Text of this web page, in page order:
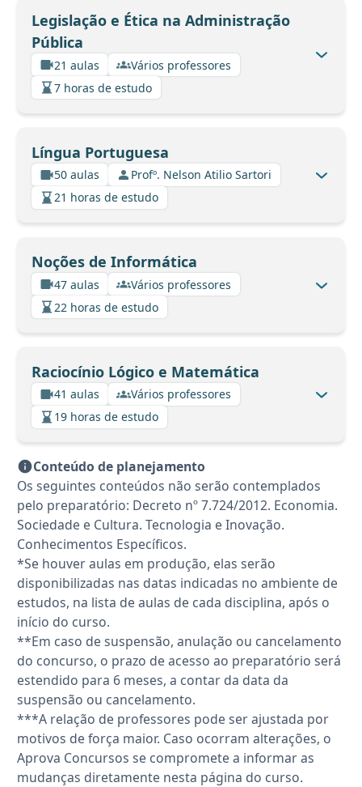
Legislação e Ética na Administração
Pública
21 aulas
Vários professores
7 horas de estudo
Língua Portuguesa
50 aulas
Profº. Nelson Atilio Sartori
21 horas de estudo
Noções de Informática
47 aulas
Vários professores
22 horas de estudo
Raciocínio Lógico e Matemática
41 aulas
Vários professores
19 horas de estudo
Conteúdo de planejamento
Os seguintes conteúdos não serão contemplados
pelo preparatório: Decreto nº 7.724/2012. Economia.
Sociedade e Cultura. Tecnologia e Inovação.
Conhecimentos Específicos.
*Se houver aulas em produção, elas serão
disponibilizadas nas datas indicadas no ambiente de
estudos, na lista de aulas de cada disciplina, após o
início do curso.
**Em caso de suspensão, anulação ou cancelamento
do concurso, o prazo de acesso ao preparatório será
estendido para 6 meses, a contar da data da
suspensão ou cancelamento.
***A relação de professores pode ser ajustada por
motivos de força maior. Caso ocorram alterações, o
Aprova Concursos se compromete a informar as
mudanças diretamente nesta página do curso.